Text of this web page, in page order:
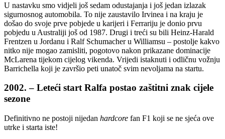
U nastavku smo vidjeli još sedam odustajanja i još jedan izlazak
sigurnosnog automobila. To nije zaustavilo Irvinea i na kraju je
došao do svoje prve pobjede u karijeri i Ferrariju je donio prvu
pobjedu u Australiji još od 1987. Drugi i treći su bili Heinz-Harald
Frentzen u Jordanu i Ralf Schumacher u Williamsu – postolje kakvo
nitko nije mogao zamisliti, pogotovo nakon prikazane dominacije
McLarena tijekom cijelog vikenda. Vrijedi istaknuti i odličnu vožnju
Barrichella koji je završio peti unatoč svim nevoljama na startu.
2002. – Leteći start Ralfa postao zaštitni znak cijele
sezone
Definitivno ne postoji nijedan hardcore fan F1 koji se ne sjeća ove
utrke i starta iste!